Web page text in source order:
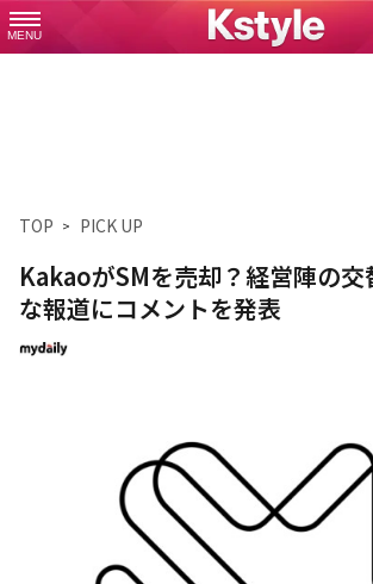
MENU
TOP PICK UP
KakaoがSMを売却？経営陣の
な報道にコメントを発表